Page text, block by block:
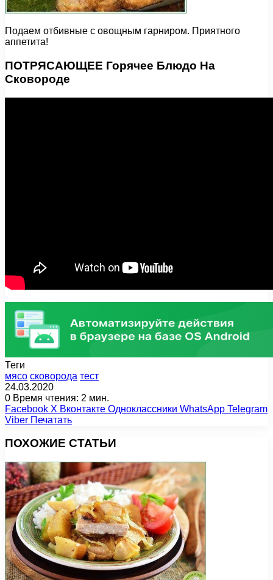
Подаем отбивные с овощным гарниром. Приятного
аппетита!
ПОТРЯСАЮЩЕЕ Горячее Блюдо На
Сковороде
Теги
мясо сковорода тест
24.03.2020
0 Время чтения: 2 мин.
Facebook X Вконтакте Одноклассники WhatsApp Telegram
Viber Печатать
ПОХОЖИЕ СТАТЬИ